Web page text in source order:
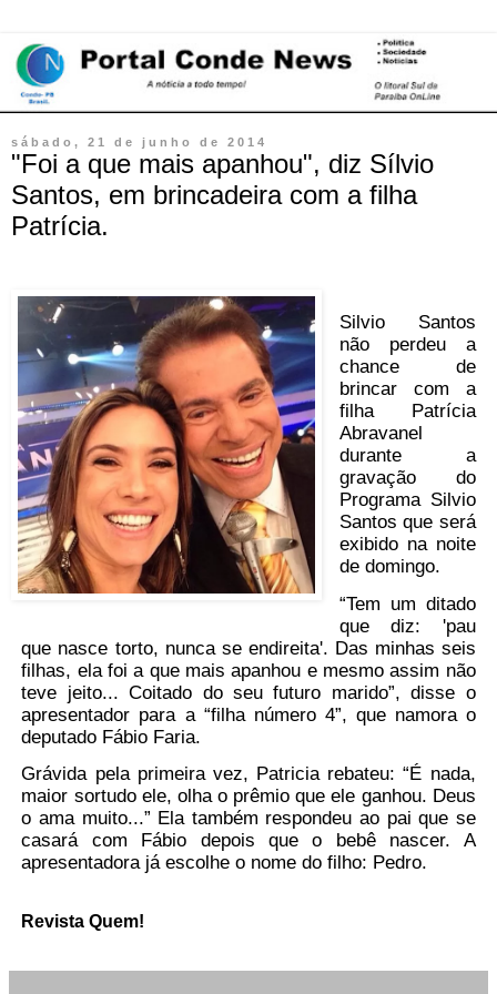
sábado, 21 de junho de 2014
"Foi a que mais apanhou", diz Sílvio
Santos, em brincadeira com a filha
Patrícia.
Silvio Santos
não perdeu a
chance de
brincar com a
filha Patrícia
Abravanel
durante a
gravação do
Programa Silvio
Santos que será
exibido na noite
de domingo.
“Tem um ditado
que diz: 'pau
que nasce torto, nunca se endireita'. Das minhas seis
filhas, ela foi a que mais apanhou e mesmo assim não
teve jeito... Coitado do seu futuro marido”, disse o
apresentador para a “filha número 4”, que namora o
deputado Fábio Faria.
Grávida pela primeira vez, Patricia rebateu: “É nada,
maior sortudo ele, olha o prêmio que ele ganhou. Deus
o ama muito...” Ela também respondeu ao pai que se
casará com Fábio depois que o bebê nascer. A
apresentadora já escolhe o nome do filho: Pedro.
Revista Quem!